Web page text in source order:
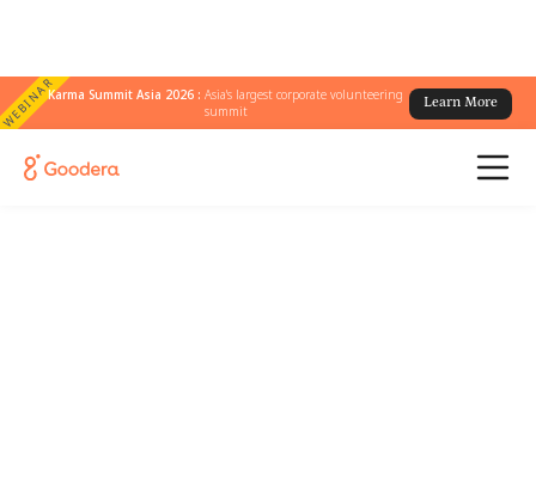
WEBINARKarma Summit Asia 2026 :Asia's largest corporate volunteering
summit
Learn More